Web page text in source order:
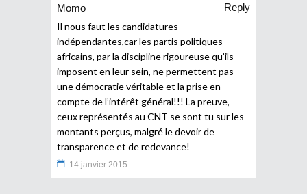
Momo
Reply
Il nous faut les candidatures
indépendantes,car les partis politiques
africains, par la discipline rigoureuse qu’ils
imposent en leur sein, ne permettent pas
une démocratie véritable et la prise en
compte de l’intérêt général!!! La preuve,
ceux représentés au CNT se sont tu sur les
montants perçus, malgré le devoir de
transparence et de redevance!
14 janvier 2015